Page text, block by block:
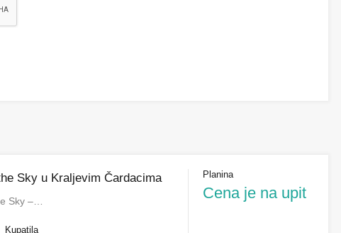
Sky u Kraljevim Čardacima
Sky –…
Kupatila
Planina
Cena je na upit